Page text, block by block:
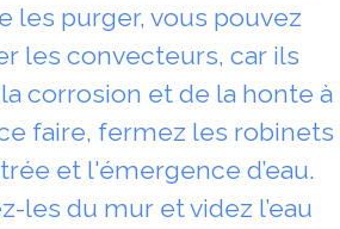
les purger, vous pouvez
les convecteurs, car ils
corrosion et de la honte à
faire, fermez les robinets
et l'émergence d’eau.
les du mur et videz l’eau